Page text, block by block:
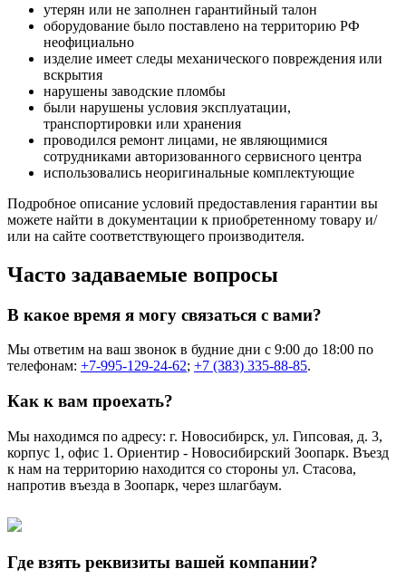
утерян или не заполнен гарантийный талон
оборудование было поставлено на территорию РФ
неофициально
изделие имеет следы механического повреждения или
вскрытия
нарушены заводские пломбы
были нарушены условия эксплуатации,
транспортировки или хранения
проводился ремонт лицами, не являющимися
сотрудниками авторизованного сервисного центра
использовались неоригинальные комплектующие
Подробное описание условий предоставления гарантии вы
можете найти в документации к приобретенному товару и/
или на сайте соответствующего производителя.
Часто задаваемые вопросы
В какое время я могу связаться с вами?
Мы ответим на ваш звонок в будние дни с 9:00 до 18:00 по
телефонам: +7-995-129-24-62; +7 (383) 335-88-85.
Как к вам проехать?
Мы находимся по адресу: г. Новосибирск, ул. Гипсовая, д. 3,
корпус 1, офис 1. Ориентир - Новосибирский Зоопарк. Въезд
к нам на территорию находится со стороны ул. Стасова,
напротив въезда в Зоопарк, через шлагбаум.
Где взять реквизиты вашей компании?